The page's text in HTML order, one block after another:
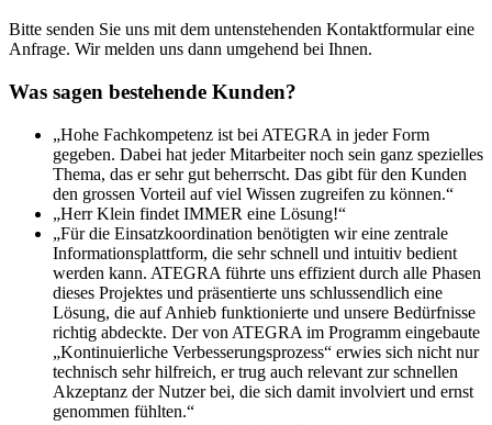
Bitte senden Sie uns mit dem untenstehenden Kontaktformular eine
Anfrage. Wir melden uns dann umgehend bei Ihnen.
Was sagen bestehende Kunden?
„Hohe Fachkompetenz ist bei ATEGRA in jeder Form
gegeben. Dabei hat jeder Mitarbeiter noch sein ganz spezielles
Thema, das er sehr gut beherrscht. Das gibt für den Kunden
den grossen Vorteil auf viel Wissen zugreifen zu können.“
„Herr Klein findet IMMER eine Lösung!“
„Für die Einsatzkoordination benötigten wir eine zentrale
Informationsplattform, die sehr schnell und intuitiv bedient
werden kann. ATEGRA führte uns effizient durch alle Phasen
dieses Projektes und präsentierte uns schlussendlich eine
Lösung, die auf Anhieb funktionierte und unsere Bedürfnisse
richtig abdeckte. Der von ATEGRA im Programm eingebaute
„Kontinuierliche Verbesserungsprozess“ erwies sich nicht nur
technisch sehr hilfreich, er trug auch relevant zur schnellen
Akzeptanz der Nutzer bei, die sich damit involviert und ernst
genommen fühlten.“